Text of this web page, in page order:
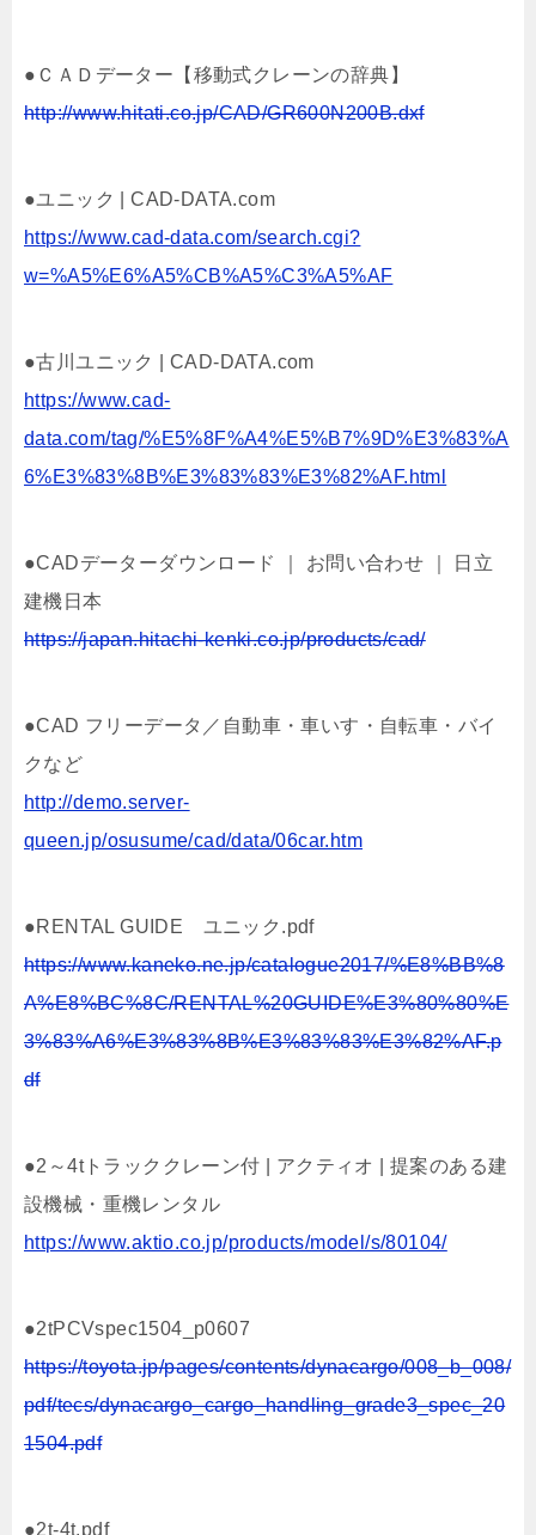
●ＣＡＤデーター【移動式クレーンの辞典】
http://www.hitati.co.jp/CAD/GR600N200B.dxf
●ユニック | CAD-DATA.com
https://www.cad-data.com/search.cgi?
w=%A5%E6%A5%CB%A5%C3%A5%AF
●古川ユニック | CAD-DATA.com
https://www.cad-
data.com/tag/%E5%8F%A4%E5%B7%9D%E3%83%A
6%E3%83%8B%E3%83%83%E3%82%AF.html
●CADデーターダウンロード ｜ お問い合わせ ｜ 日立
建機日本
https://japan.hitachi-kenki.co.jp/products/cad/
●CAD フリーデータ／自動車・車いす・自転車・バイ
クなど
http://demo.server-
queen.jp/osusume/cad/data/06car.htm
●RENTAL GUIDE ユニック.pdf
https://www.kaneko.ne.jp/catalogue2017/%E8%BB%8
A%E8%BC%8C/RENTAL%20GUIDE%E3%80%80%E
3%83%A6%E3%83%8B%E3%83%83%E3%82%AF.p
df
●2～4tトラッククレーン付 | アクティオ | 提案のある建
設機械・重機レンタル
https://www.aktio.co.jp/products/model/s/80104/
●2tPCVspec1504_p0607
https://toyota.jp/pages/contents/dynacargo/008_b_008/
pdf/tecs/dynacargo_cargo_handling_grade3_spec_20
1504.pdf
●2t-4t.pdf